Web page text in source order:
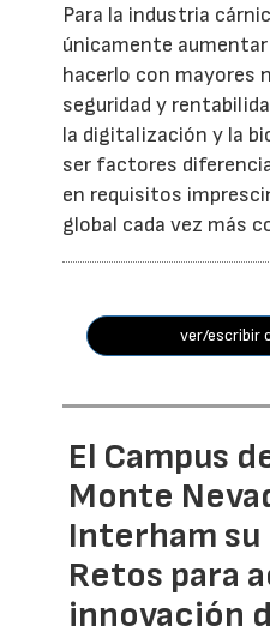
Para la industria
únicamente
hacerlo con mayores
seguridad y
la digitalización y la
ser factores
en requisitos
global cada vez más
ver/escribir
El Campus
Monte
Interham su
Retos para
innovación